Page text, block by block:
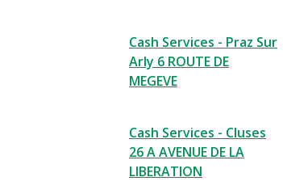
Cash Services - Praz Sur
Arly 6 ROUTE DE
MEGEVE
Cash Services - Cluses
26 A AVENUE DE LA
LIBERATION